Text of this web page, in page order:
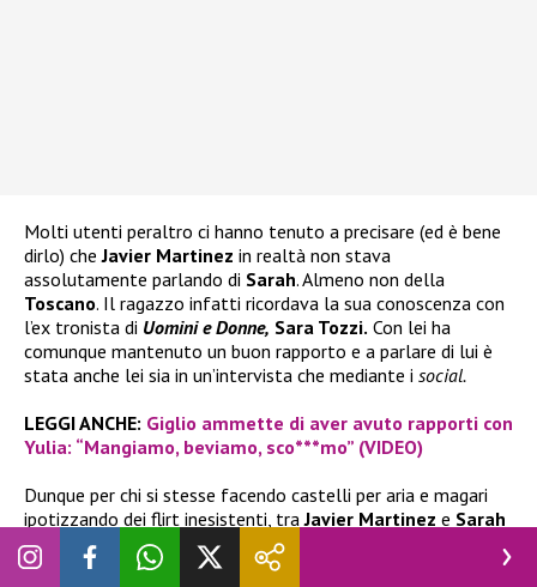
Molti utenti peraltro ci hanno tenuto a precisare (ed è bene
dirlo) cheJavier Martinez in realtà non stava
assolutamente parlando di Sarah. Almeno non della
Toscano. Il ragazzo infatti ricordava la sua conoscenza con
l’ex tronista di Uomini e Donne, Sara Tozzi. Con lei ha
comunque mantenuto un buon rapporto e a parlare di lui è
stata anche lei sia in un’intervista che mediante i social.
LEGGI ANCHE: Giglio ammette di aver avuto rapporti con
Yulia: “Mangiamo, beviamo, sco***mo” (VIDEO)
Dunque per chi si stesse facendo castelli per aria e magari
ipotizzando dei flirt inesistenti, traJavier Martinez e Sarah
Toscano
non c’è mai stato nulla tra loro. Per l’appunto
l’argentino ha raccontato qualcosa a proposito della